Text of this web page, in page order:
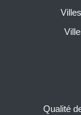
Qualité